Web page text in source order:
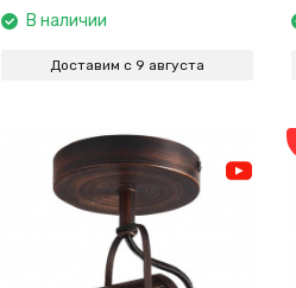
В наличии
Доставим с 9 августа